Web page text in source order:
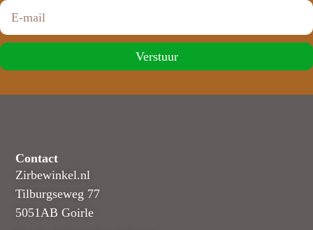
Verstuur
Contact
Zirbewinkel.nl
Tilburgseweg 77
5051AB Goirle